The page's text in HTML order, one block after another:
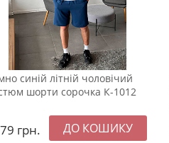
синій літній чоловічий
шорти сорочка К-1012
грн.